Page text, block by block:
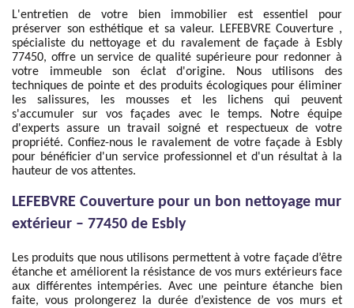
L'entretien de votre bien immobilier est essentiel pour
préserver son esthétique et sa valeur. LEFEBVRE Couverture ,
spécialiste du nettoyage et du ravalement de façade à Esbly
77450, offre un service de qualité supérieure pour redonner à
votre immeuble son éclat d'origine. Nous utilisons des
techniques de pointe et des produits écologiques pour éliminer
les salissures, les mousses et les lichens qui peuvent
s'accumuler sur vos façades avec le temps. Notre équipe
d'experts assure un travail soigné et respectueux de votre
propriété. Confiez-nous le ravalement de votre façade à Esbly
pour bénéficier d'un service professionnel et d'un résultat à la
hauteur de vos attentes.
LEFEBVRE Couverture pour un bon nettoyage mur
extérieur – 77450 de Esbly
Les produits que nous utilisons permettent à votre façade d’être
étanche et améliorent la résistance de vos murs extérieurs face
aux différentes intempéries. Avec une peinture étanche bien
faite, vous prolongerez la durée d’existence de vos murs et